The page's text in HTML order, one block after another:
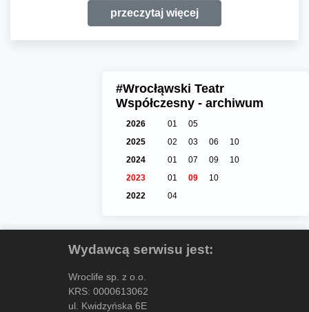
przeczytaj więcej
#Wrocłąwski Teatr
Współczesny - archiwum
2026 01
05
2025
02 03 06
10
2024
01 07 09
10
2023
01 09
10
2022
04
Wydawcą serwisu jest:
Wroclife sp. z o.o.
KRS: 0000613062
ul. Kwidzyńska 6E